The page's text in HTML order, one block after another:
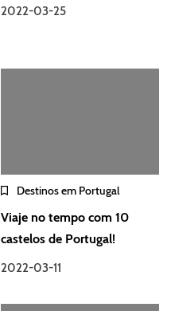
2022-03-25
Destinos em Portugal
Viaje no tempo com 10
castelos de Portugal!
2022-03-11